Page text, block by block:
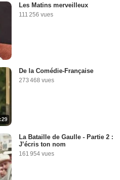
Les Matins merveilleux
111 256 vues
De la Comédie-Française
273 468 vues
La Bataille de Gaulle - Partie 2 :
J’écris ton nom
161 954 vues